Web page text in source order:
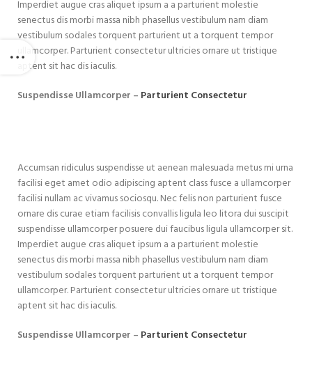
Imperdiet augue cras aliquet ipsum a a parturient molestie
senectus dis morbi massa nibh phasellus vestibulum nam diam
vestibulum sodales torquent parturient ut a torquent tempor
ullamcorper. Parturient consectetur ultricies ornare ut tristique
aptent sit hac dis iaculis.
Suspendisse Ullamcorper – Parturient Consectetur
Accumsan ridiculus suspendisse ut aenean malesuada metus mi urna
facilisi eget amet odio adipiscing aptent class fusce a ullamcorper
facilisi nullam ac vivamus sociosqu. Nec felis non parturient fusce
ornare dis curae etiam facilisis convallis ligula leo litora dui suscipit
suspendisse ullamcorper posuere dui faucibus ligula ullamcorper sit.
Imperdiet augue cras aliquet ipsum a a parturient molestie
senectus dis morbi massa nibh phasellus vestibulum nam diam
vestibulum sodales torquent parturient ut a torquent tempor
ullamcorper. Parturient consectetur ultricies ornare ut tristique
aptent sit hac dis iaculis.
Suspendisse Ullamcorper – Parturient Consectetur